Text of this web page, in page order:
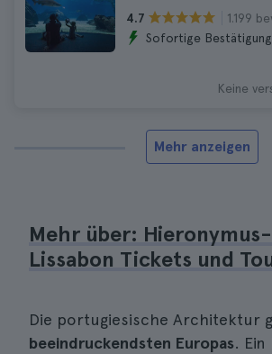
4.7
1.199
Sofortige Bestätigung
Keine
Mehr anzeigen
Mehr über:
Lissabon Tickets und
Die portugiesische Architektur
beeindruckendsten Europas.